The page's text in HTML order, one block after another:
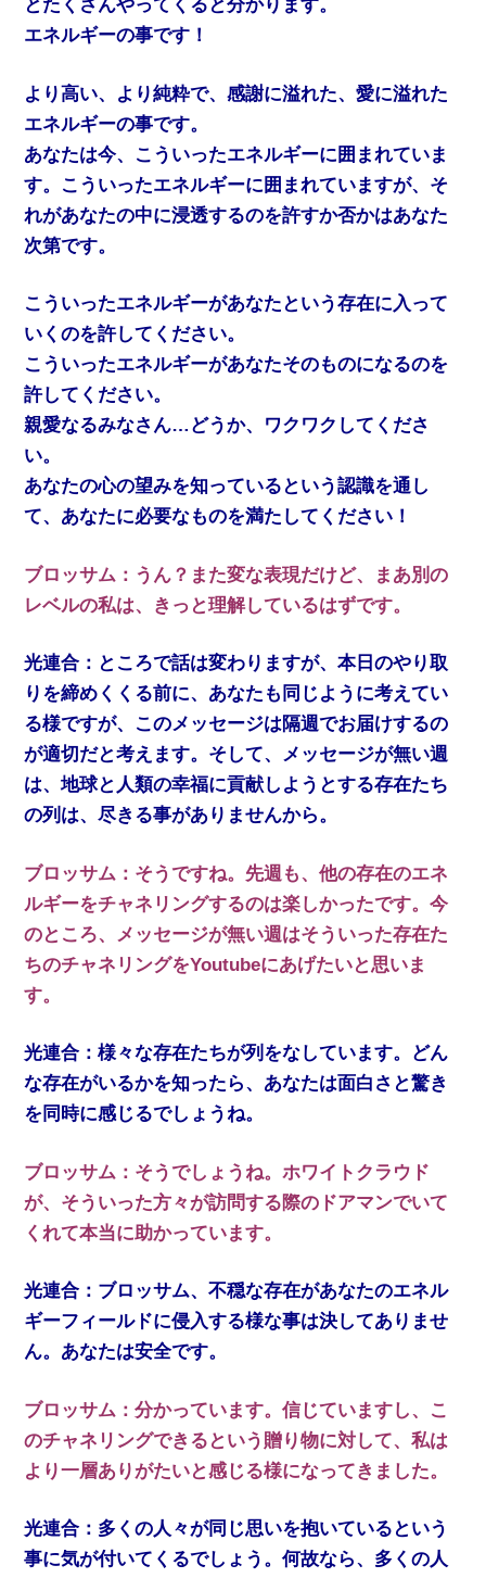
とたくさんやってくると分かります。
エネルギーの事です！
より高い、より純粋で、感謝に溢れた、愛に溢れた
エネルギーの事です。
あなたは今、こういったエネルギーに囲まれていま
す。こういったエネルギーに囲まれていますが、そ
れがあなたの中に浸透するのを許すか否かはあなた
次第です。
こういったエネルギーがあなたという存在に入って
いくのを許してください。
こういったエネルギーがあなたそのものになるのを
許してください。
親愛なるみなさん…どうか、ワクワクしてくださ
い。
あなたの心の望みを知っているという認識を通し
て、あなたに必要なものを満たしてください！
ブロッサム：うん？また変な表現だけど、まあ別の
レベルの私は、きっと理解しているはずです。
光連合：ところで話は変わりますが、本日のやり取
りを締めくくる前に、あなたも同じように考えてい
る様ですが、このメッセージは隔週でお届けするの
が適切だと考えます。そして、メッセージが無い週
は、地球と人類の幸福に貢献しようとする存在たち
の列は、尽きる事がありませんから。
ブロッサム：そうですね。先週も、他の存在のエネ
ルギーをチャネリングするのは楽しかったです。今
のところ、メッセージが無い週はそういった存在た
ちのチャネリングをYoutubeにあげたいと思いま
す。
光連合：様々な存在たちが列をなしています。どん
な存在がいるかを知ったら、あなたは面白さと驚き
を同時に感じるでしょうね。
ブロッサム：そうでしょうね。ホワイトクラウド
が、そういった方々が訪問する際のドアマンでいて
くれて本当に助かっています。
光連合：ブロッサム、不穏な存在があなたのエネル
ギーフィールドに侵入する様な事は決してありませ
ん。あなたは安全です。
ブロッサム：分かっています。信じていますし、こ
のチャネリングできるという贈り物に対して、私は
より一層ありがたいと感じる様になってきました。
光連合：多くの人々が同じ思いを抱いているという
事に気が付いてくるでしょう。何故なら、多くの人